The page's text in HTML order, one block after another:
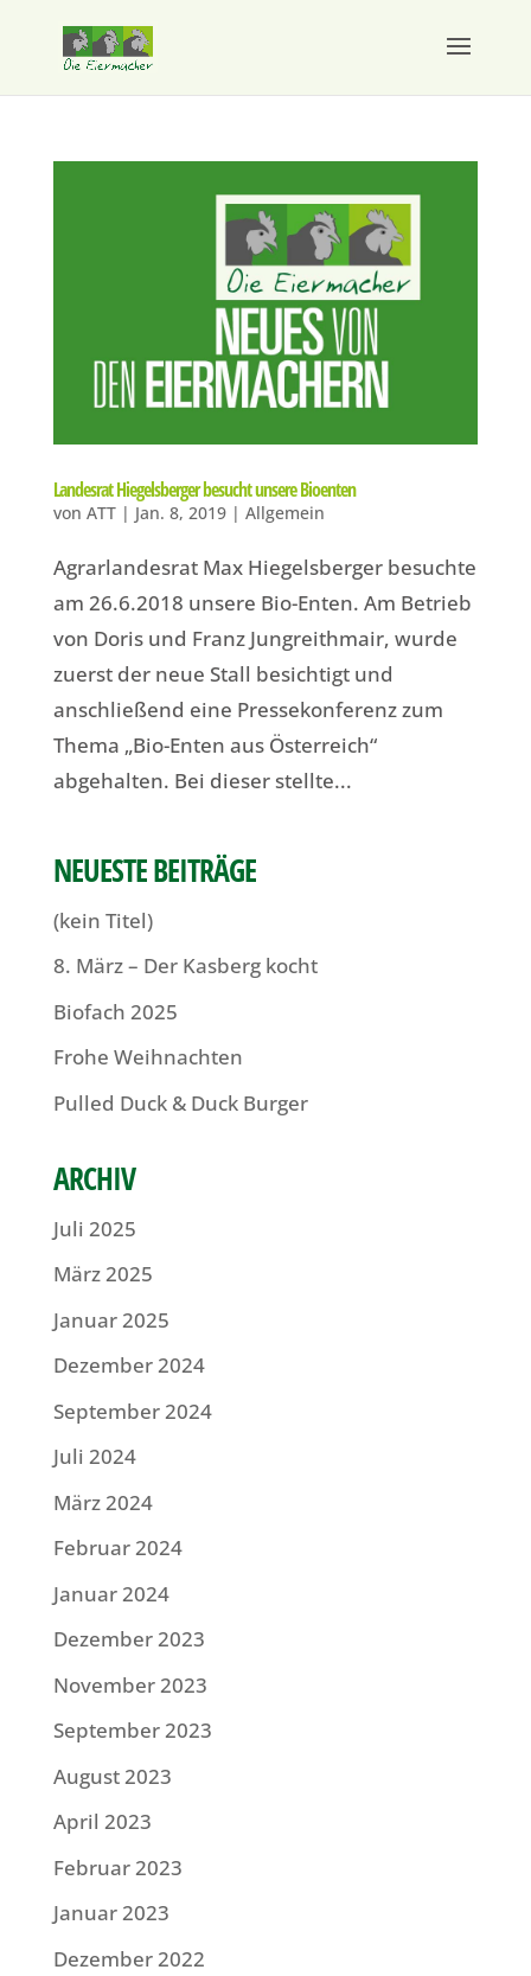
Landesrat Hiegelsberger besucht unsere Bioenten
von ATT| Jan. 8, 2019| Allgemein
Agrarlandesrat Max Hiegelsberger besuchte
am 26.6.2018 unsere Bio-Enten. Am Betrieb
von Doris und Franz Jungreithmair, wurde
zuerst der neue Stall besichtigt und
anschließend eine Pressekonferenz zum
Thema „Bio-Enten aus Österreich“
abgehalten. Bei dieser stellte...
NEUESTE BEITRÄGE
(kein Titel)
8. März – Der Kasberg kocht
Biofach 2025
Frohe Weihnachten
Pulled Duck & Duck Burger
ARCHIV
Juli 2025
März 2025
Januar 2025
Dezember 2024
September 2024
Juli 2024
März 2024
Februar 2024
Januar 2024
Dezember 2023
November 2023
September 2023
August 2023
April 2023
Februar 2023
Januar 2023
Dezember 2022